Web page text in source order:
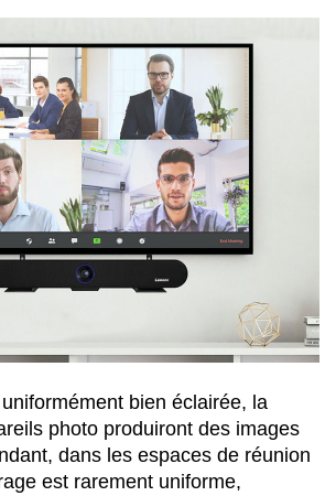
bien éclairée, la
photo produiront des images
dans les espaces de réunion
est rarement uniforme,